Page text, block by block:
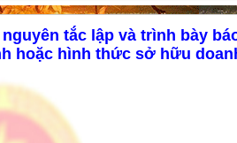
tắc lập và trình bày
hoặc hình thức sở hữu